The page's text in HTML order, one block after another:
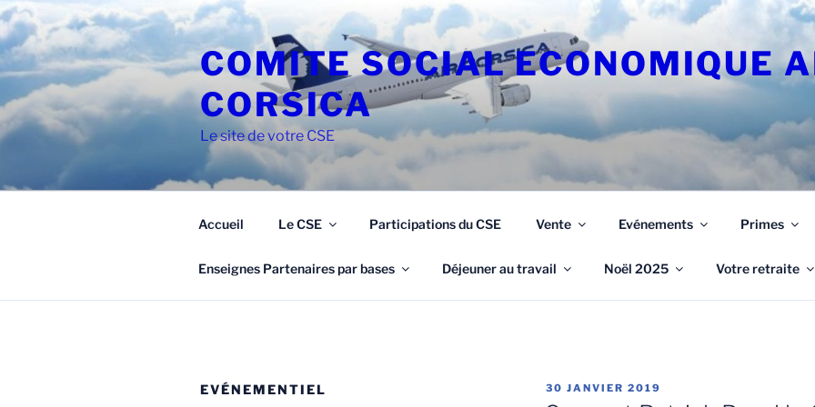
Aller
au
contenu
principal
COMITE SOCIAL ECONOMIQUE
CORSICA
Le site de votre CSE
Accueil Le CSE Participations du CSE Vente Evénements Primes
Enseignes Partenaires par bases Déjeuner au travail Noël 2025 Votre retraite
EVÉNEMENTIEL
PUBLIÉ
LE
30 JANVIER 2019